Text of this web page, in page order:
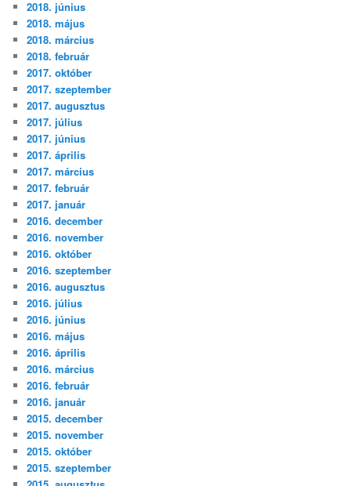
2018. június
2018. május
2018. március
2018. február
2017. október
2017. szeptember
2017. augusztus
2017. július
2017. június
2017. április
2017. március
2017. február
2017. január
2016. december
2016. november
2016. október
2016. szeptember
2016. augusztus
2016. július
2016. június
2016. május
2016. április
2016. március
2016. február
2016. január
2015. december
2015. november
2015. október
2015. szeptember